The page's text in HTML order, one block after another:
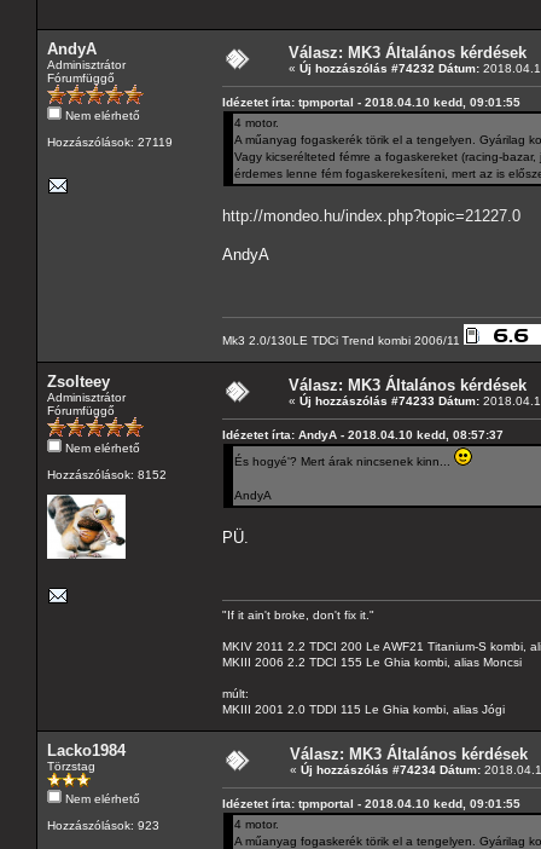
AndyA
Adminisztrátor
Fórumfüggő
Nem elérhető
Hozzászólások: 27119
Válasz: MK3 Általános kérdések
« Új hozzászólás #74232 Dátum:
Idézetet írta: tpmportal - 2018.04.10 kedd, 09:01:55
4 motor.
A műanyag fogaskerék törik el a tengelyen. Gyárilag
Vagy kicserélteted fémre a fogaskereket (racing-
érdemes lenne fém fogaskerekesíteni, mert az is
http://mondeo.hu/index.php?topic=21227.0
AndyA
Mk3 2.0/130LE TDCi Trend kombi 2006/11
Zsolteey
Adminisztrátor
Fórumfüggő
Nem elérhető
Hozzászólások: 8152
Válasz: MK3 Általános kérdések
« Új hozzászólás #74233 Dátum:
Idézetet írta: AndyA - 2018.04.10 kedd, 08:57:37
És hogyé'? Mert árak nincsenek kinn...
AndyA
PÜ.
"If it ain't broke, don't fix it."
MKIV 2011 2.2 TDCI 200 Le AWF21 Titanium-S kombi,
MKIII 2006 2.2 TDCI 155 Le Ghia kombi, alias Moncsi
múlt:
MKIII 2001 2.0 TDDI 115 Le Ghia kombi, alias Jógi
Lacko1984
Törzstag
Nem elérhető
Hozzászólások: 923
Válasz: MK3 Általános kérdések
« Új hozzászólás #74234 Dátum:
Idézetet írta: tpmportal - 2018.04.10 kedd, 09:01:55
4 motor.
A műanyag fogaskerék törik el a tengelyen. Gyárilag